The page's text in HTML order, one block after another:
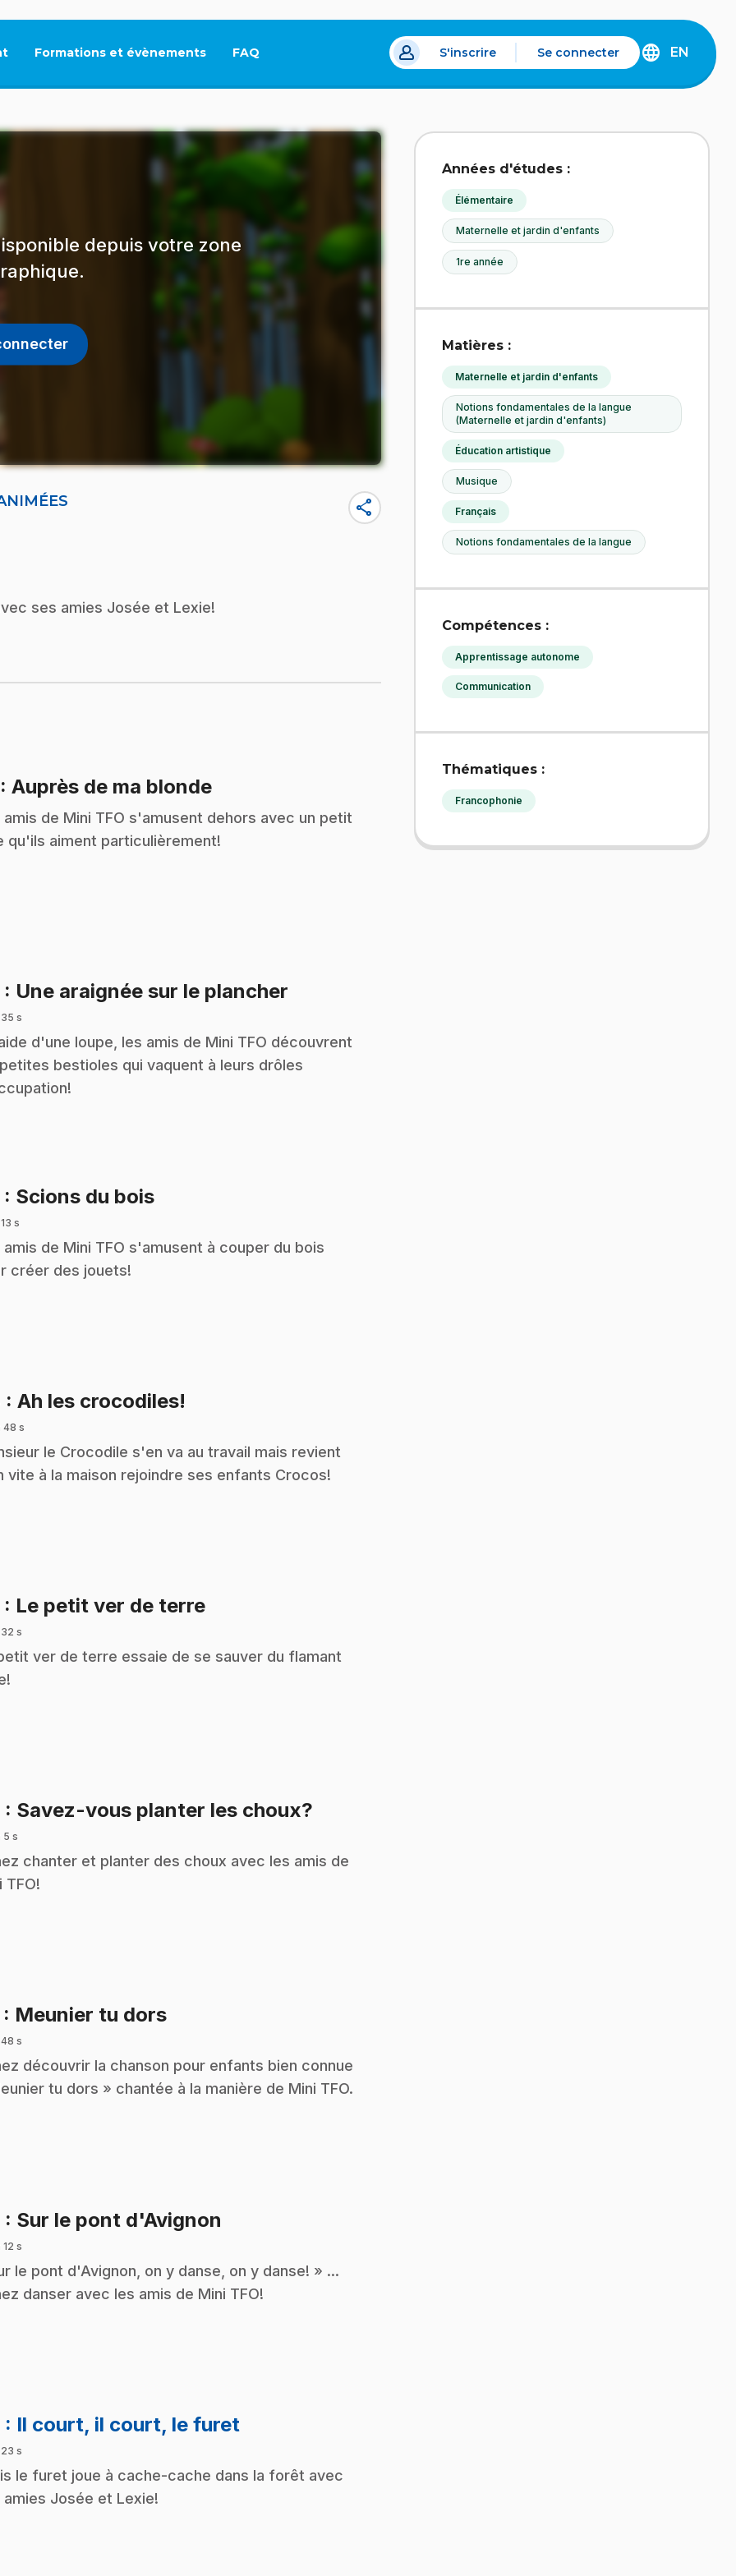
Formations et évènements FAQ
Ce lien s'ouvrira dans un nouvel onglet.
S'inscrire Se connecter
DISCOVER
EN
depuis votre zone
share
ses amies Josée et Lexie!
: Auprès de ma blonde.
amis de Mini TFO s'amusent dehors avec un petit
qu'ils aiment particulièrement!
: Une araignée sur le plancher
35 s
d'une loupe, les amis de Mini TFO découvrent
bestioles qui vaquent à leurs drôles
: Scions du bois.
s
amis de Mini TFO s'amusent à couper du bois
créer des jouets!
: Ah les crocodiles!
48 s
le Crocodile s'en va au travail mais revient
vite à la maison rejoindre ses enfants Crocos!
: Le petit ver de terre.
32 s
ver de terre essaie de se sauver du flamant
: Savez-vous planter les choux?
5 s
chanter et planter des choux avec les amis de
TFO!
: Meunier tu dors.
48 s
découvrir la chanson pour enfants bien connue
tu dors » chantée à la manière de Mini TFO.
: Sur le pont d'Avignon
12 s
le pont d'Avignon, on y danse, on y danse! » ...
danser avec les amis de Mini TFO!
: Il court, il court, le furet.
23 s
le furet joue à cache-cache dans la forêt avec
amies Josée et Lexie!
Années d'études :
Élémentaire
Maternelle et jardin d'enfants
1re année
Matières :
Maternelle et jardin d'enfants
Notions fondamentales de la langue
(Maternelle et jardin d'enfants)
Éducation artistique
Musique
Français
Notions fondamentales de la langue
Compétences :
Apprentissage autonome
Communication
Thématiques :
Francophonie